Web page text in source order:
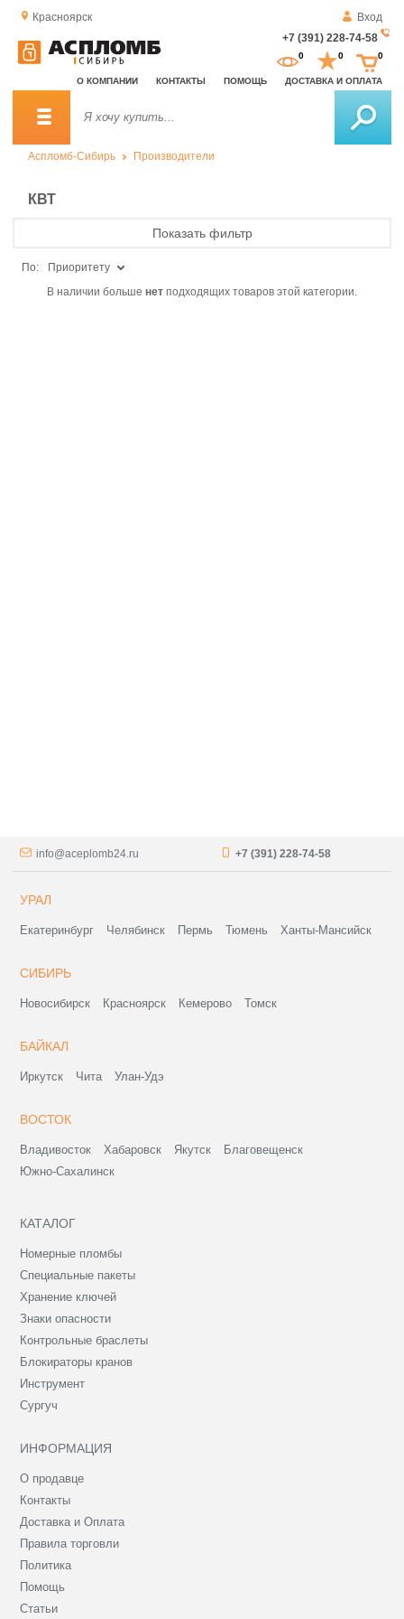
Красноярск
Вход
+7 (391) 228-74-58
О КОМПАНИИ КОНТАКТЫ ПОМОЩЬ ДОСТАВКА И ОПЛАТА
0 0 0
Аспломб-Сибирь Производители
КВТ
Показать фильтр
По:
Приоритету
В наличии больше нет подходящих товаров этой категории.
info@aceplomb24.ru +7 (391) 228-74-58
УРАЛ
Екатеринбург Челябинск Пермь Тюмень Ханты-Мансийск
СИБИРЬ
Новосибирск Красноярск Кемерово Томск
БАЙКАЛ
Иркутск Чита Улан-Удэ
ВОСТОК
Владивосток Хабаровск Якутск
Благовещенск
Южно-Сахалинск
КАТАЛОГ
Номерные пломбы
Специальные пакеты
Хранение ключей
Знаки опасности
Контрольные браслеты
Блокираторы кранов
Инструмент
Сургуч
ИНФОРМАЦИЯ
О продавце
Контакты
Доставка и Оплата
Правила торговли
Политика
Помощь
Статьи